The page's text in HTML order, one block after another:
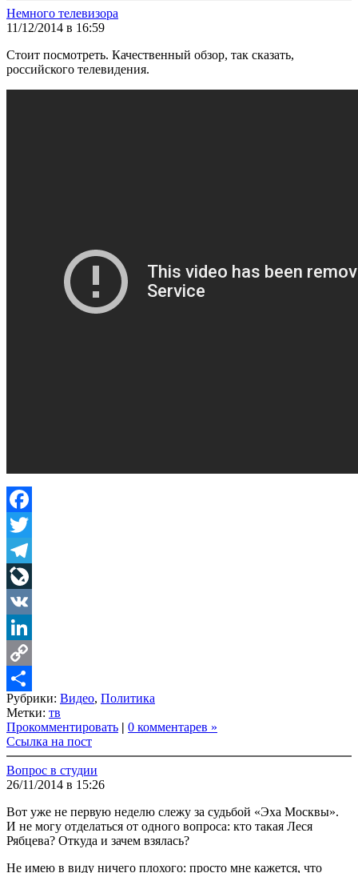
Немного телевизора
11/12/2014 в 16:59
Стоит посмотреть. Качественный обзор, так сказать,
российского телевидения.
Facebook
Twitter
Telegram
LiveJournal
VK
LinkedIn
Copy
Link
Share
Рубрики: Видео, Политика
Метки: тв
Прокомментировать | 0 комментарев »
Ссылка на пост
Вопрос в студии
26/11/2014 в 15:26
Вот уже не первую неделю слежу за судьбой «Эха Москвы».
И не могу отделаться от одного вопроса: кто такая Леся
Рябцева? Откуда и зачем взялась?
Не имею в виду ничего плохого: просто мне кажется, что